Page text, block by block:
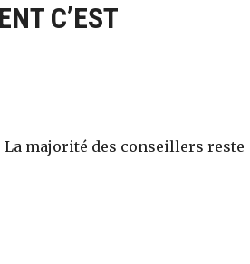
C’EST
majorité des conseillers reste